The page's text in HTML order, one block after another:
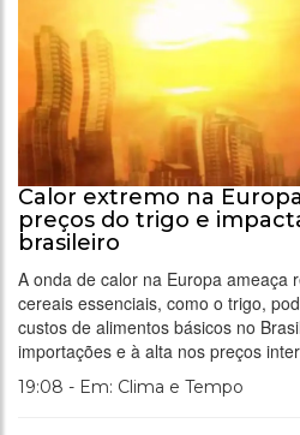
Calor extremo na
preços do trigo e
brasileiro
A onda de calor na Europa ameaça
cereais essenciais, como o trigo,
custos de alimentos básicos no
importações e à alta nos preços
19:08 - Em: Clima e Tempo